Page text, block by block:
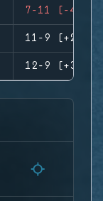
7-11 (-4)
11-9 (+2)
12-9 (+3)